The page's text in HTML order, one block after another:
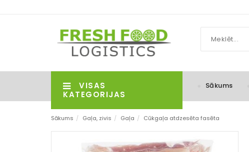
VISAS
KATEGORIJAS
Sākums
Sākums / Gaļa, zivis / Gaļa / Cūkgaļa atdzesēta fasēta